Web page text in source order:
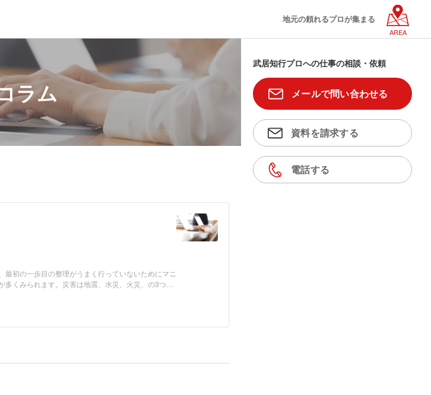
地元の頼れるプロが集まる
AREA
ラム
初の一歩目の整理がうまく行っていないためにマニ
くみられます。災害は地震、水災、火災、の3つで
武居知行プロへの仕事の相談・依頼
メールで問い合わせる
資料を請求する
電話する